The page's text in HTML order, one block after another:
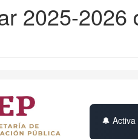
2025-
🔔